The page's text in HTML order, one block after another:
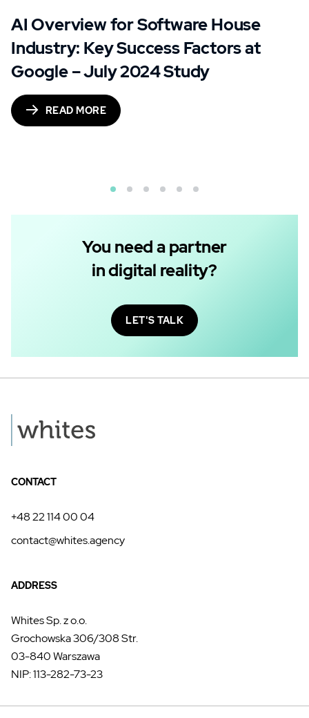
AI Overview for Software House
Industry: Key Success Factors at
Google – July 2024 Study
READ MORE
You need a partner
in digital reality?
LET'S TALK
CONTACT
+48 22 114 00 04
contact@whites.agency
ADDRESS
Whites Sp. z o.o.
Grochowska 306/308 Str.
03-840 Warszawa
NIP: 113-282-73-23